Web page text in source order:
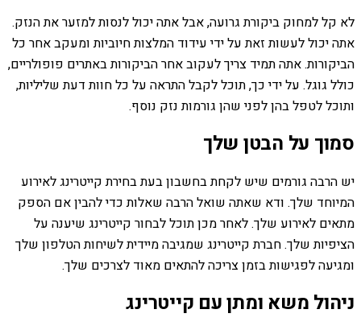
לא קל למחוק ביקורת גרועה, אבל אתה יכול לנסות למזער את הנזק.
אתה יכול לעשות זאת על ידי עידוד המלצות חיוביות ומעקב אחר כל
הביקורות. אתה תמיד צריך לעקוב אחר הביקורות באתרים פופולריים,
כולל גוגל. על ידי כך, תוכל לקבל התראה על כל חוות דעת שליליות,
ותוכל לטפל בהן לפני שהן גורמות נזק נוסף.
סמוך על הבטן שלך
יש הרבה גורמים שיש לקחת בחשבון בעת ​​בחירת קייטרינג לאירוע
המיוחד שלך. ודא שאתה שואל הרבה שאלות כדי להבין אם הספק
מתאים לאירוע שלך. לאחר מכן תוכל לבחור קייטרינג שיענה על
הציפיות שלך. חברת קייטרינג שמגיבה מיידית לשיחות הטלפון שלך
ומגיעה לפגישות בזמן צריכה להתאים מאוד לצרכים שלך.
ניהול משא ומתן עם קייטרינג